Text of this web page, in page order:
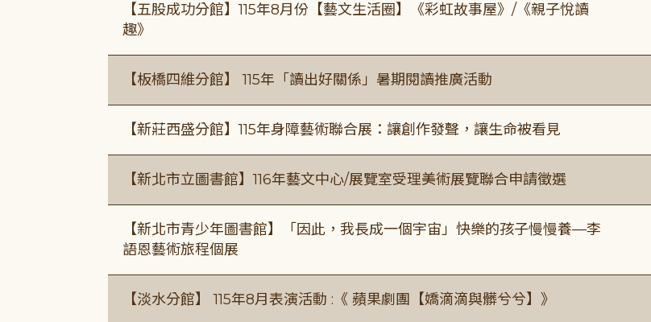
【五股成功分館】115年8月份【藝文生活圈】《彩虹故事屋》/《親子悅讀
趣》
【板橋四維分館】 115年「讀出好關係」暑期閱讀推廣活動
【新莊西盛分館】115年身障藝術聯合展：讓創作發聲，讓生命被看見
【新北市立圖書館】116年藝文中心/展覽室受理美術展覽聯合申請徵選
【新北市青少年圖書館】「因此，我長成一個宇宙」快樂的孩子慢慢養—李
語恩藝術旅程個展
【淡水分館】 115年8月表演活動 :《 蘋果劇團【嬌滴滴與髒兮兮】》